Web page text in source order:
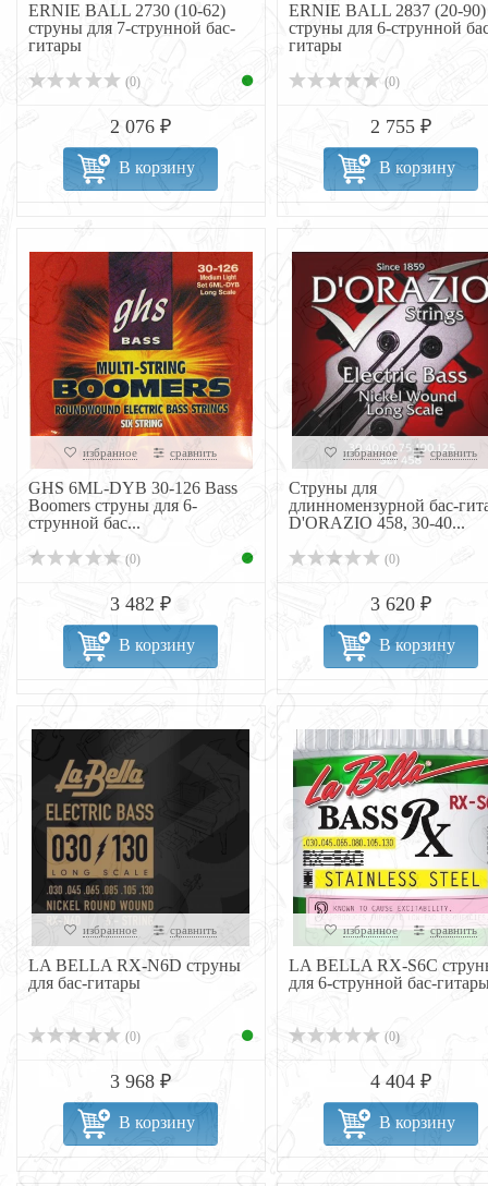
ERNIE BALL 2730 (10-62)
струны для 7-струнной бас-
гитары
(0)
2 076 ₽
В корзину
ERNIE BALL 2837 (20-90)
струны для 6-струнной
гитары
(0)
2 755 ₽
В корзину
избранное сравнить
GHS 6ML-DYB 30-126 Bass
Boomers струны для 6-
струнной бас...
(0)
3 482 ₽
В корзину
избранное сравнить
Струны для
длинномензурной бас-
D'ORAZIO 458, 30-40...
(0)
3 620 ₽
В корзину
избранное сравнить
LA BELLA RX-N6D струны
для бас-гитары
(0)
3 968 ₽
В корзину
избранное сравнить
LA BELLA RX-S6C
для 6-струнной бас-
(0)
4 404 ₽
В корзину